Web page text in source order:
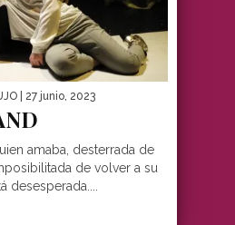
| 27 junio, 2023
amaba, desterrada de
de volver a su
desesperada....